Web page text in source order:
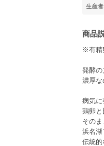
生産
商品
※有精
発酵の
濃厚な
病気に
鶏卵と
その
浜名湖
伝統的